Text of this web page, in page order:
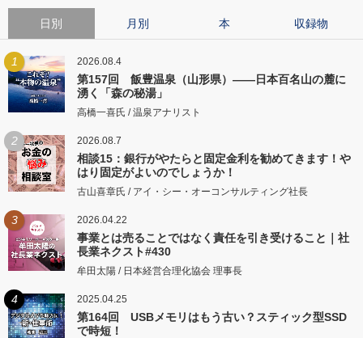
日別 月別 本 収録物
1 2026.08.4
第157回 飯豊温泉（山形県）――日本百名山の麓に
湧く「森の秘湯」
高橋一喜氏 / 温泉アナリスト
2 2026.08.7
相談15：銀行がやたらと固定金利を勧めてきます！や
はり固定がよいのでしょうか！
古山喜章氏 / アイ・シー・オーコンサルティング社長
3 2026.04.22
事業とは売ることではなく責任を引き受けること｜社
長業ネクスト#430
牟田太陽 / 日本経営合理化協会 理事長
4 2025.04.25
第164回 USBメモリはもう古い？スティック型SSD
で時短！